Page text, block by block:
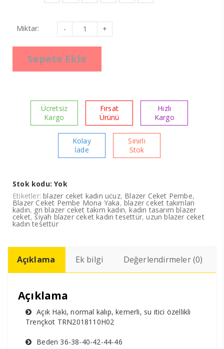
Miktar: Blazer
Ceket
Pembe
Mona
adet
Sepete Ekle
Ücretsiz
Kargo
Fırsat
Ürünü
Hızlı
Kargo
Kolay
İade
Sınırlı
Stok
Stok kodu:Yok
Etiketler:blazer ceket kadın ucuz, Blazer Ceket Pembe,
Blazer Ceket Pembe Mona Yaka,blazer ceket takımları
kadın, gri blazer ceket takım kadın,kadın tasarım blazer
ceket,siyah blazer ceket kadın tesettür,uzun blazer ceket
kadın tesettür
Açıklama Ek bilgi Değerlendirmeler (0)
Açıklama
Açık Haki, normal kalıp, kemerli, su itici özellikli
Trençkot TRN2018110H02
Beden 36-38-40-42-44-46